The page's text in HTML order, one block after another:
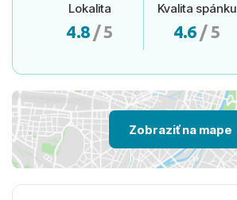
Lokalita
4.8 / 5
Kvalita spánku
4.6 / 5
Zobraziť na mape